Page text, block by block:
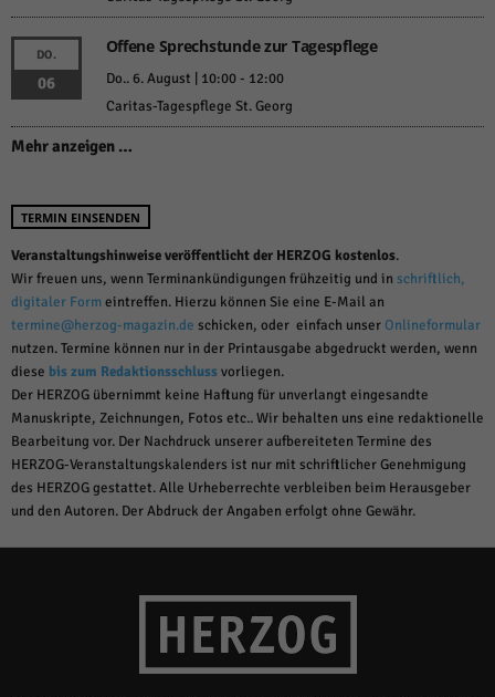
DO.
06
Offene Sprechstunde zur Tagespflege
Do.. 6. August | 10:00- 12:00
Caritas-Tagespflege St. Georg
Mehr anzeigen …
TERMIN EINSENDEN
Veranstaltungshinweise veröffentlicht der HERZOG kostenlos.
Wir freuen uns, wenn Terminankündigungen frühzeitig und in schriftlich,
digitaler Formeintreffen. Hierzu können Sie eine E-Mail an
termine@herzog-magazin.de schicken, oder einfach unserOnlineformular
nutzen. Termine können nur in der Printausgabe abgedruckt werden, wenn
diese bis zum Redaktionsschlussvorliegen.
Der HERZOG übernimmt keine Haftung für unverlangt eingesandte
Manuskripte, Zeichnungen, Fotos etc.. Wir behalten uns eine redaktionelle
Bearbeitung vor. Der Nachdruck unserer aufbereiteten Termine des
HERZOG-Veranstaltungskalenders ist nur mit schriftlicher Genehmigung
des HERZOG gestattet. Alle Urheberrechte verbleiben beim Herausgeber
und den Autoren. Der Abdruck der Angaben erfolgt ohne Gewähr.